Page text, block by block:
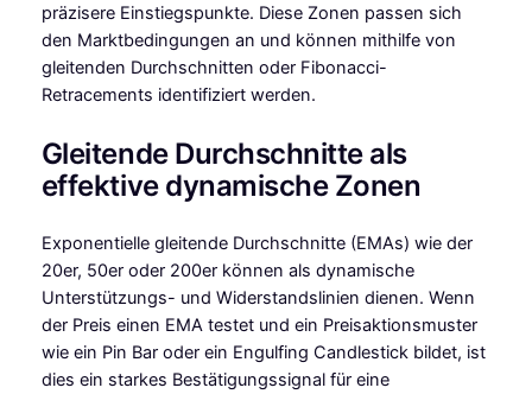
präzisere Einstiegspunkte. Diese Zonen passen sich
den Marktbedingungen an und können mithilfe von
gleitenden Durchschnitten oder Fibonacci-
Retracements identifiziert werden.
Gleitende Durchschnitte als
effektive dynamische Zonen
Exponentielle gleitende Durchschnitte (EMAs) wie der
20er, 50er oder 200er können als dynamische
Unterstützungs- und Widerstandslinien dienen. Wenn
der Preis einen EMA testet und ein Preisaktionsmuster
wie ein Pin Bar oder ein Engulfing Candlestick bildet, ist
dies ein starkes Bestätigungssignal für eine